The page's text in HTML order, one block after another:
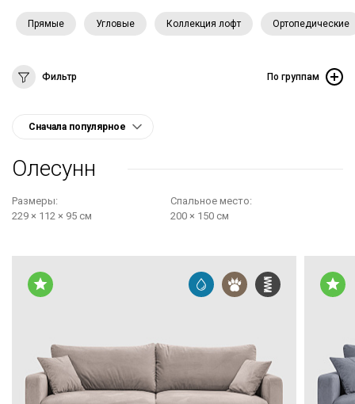
Прямые Угловые Коллекция лофт Ортопедические
Фильтр По группам
Олесунн
Размеры:
229 × 112 × 95 см
Cпальное место:
200 × 150 см